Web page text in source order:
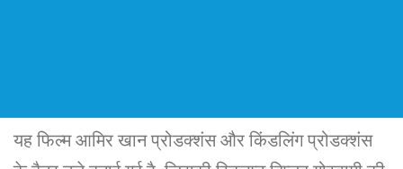
यह फिल्म आमिर खान प्रोडक्शंस और किंडलिंग प्रोडक्शंस